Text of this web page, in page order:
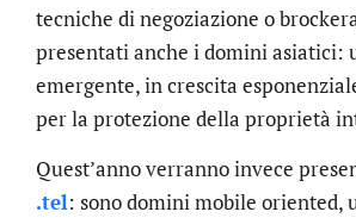
tecniche di negoziazione o
presentati anche i domini asiatici:
emergente, in crescita
per la protezione della proprietà
Quest’anno verranno invece
.tel: sono domini mobile oriented,